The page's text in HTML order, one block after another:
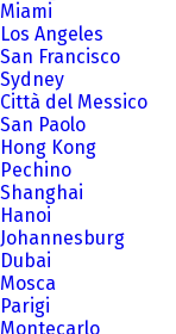
Miami
Los Angeles
San Francisco
Sydney
Città del Messico
San Paolo
Hong Kong
Pechino
Shanghai
Hanoi
Johannesburg
Dubai
Mosca
Parigi
Montecarlo